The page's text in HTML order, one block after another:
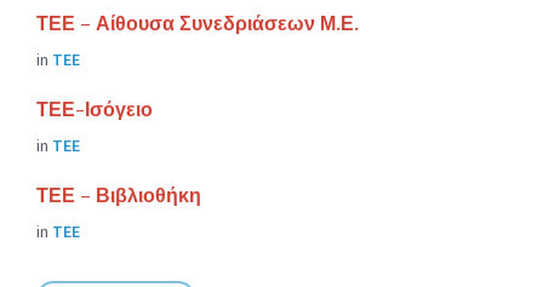
ΤΕΕ – Αίθουσα Συνεδριάσεων Μ.Ε.
in ΤΕΕ
ΤΕΕ-Ισόγειο
in ΤΕΕ
ΤΕΕ – Βιβλιοθήκη
in ΤΕΕ